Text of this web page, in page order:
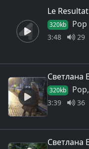
Le
320kb Pop
3:48 29
Светлана
320kb
3:39 36
Светлана